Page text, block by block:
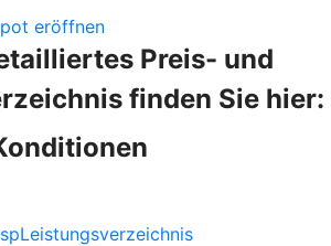
eröffnen
Preis- und
finden Sie hier: